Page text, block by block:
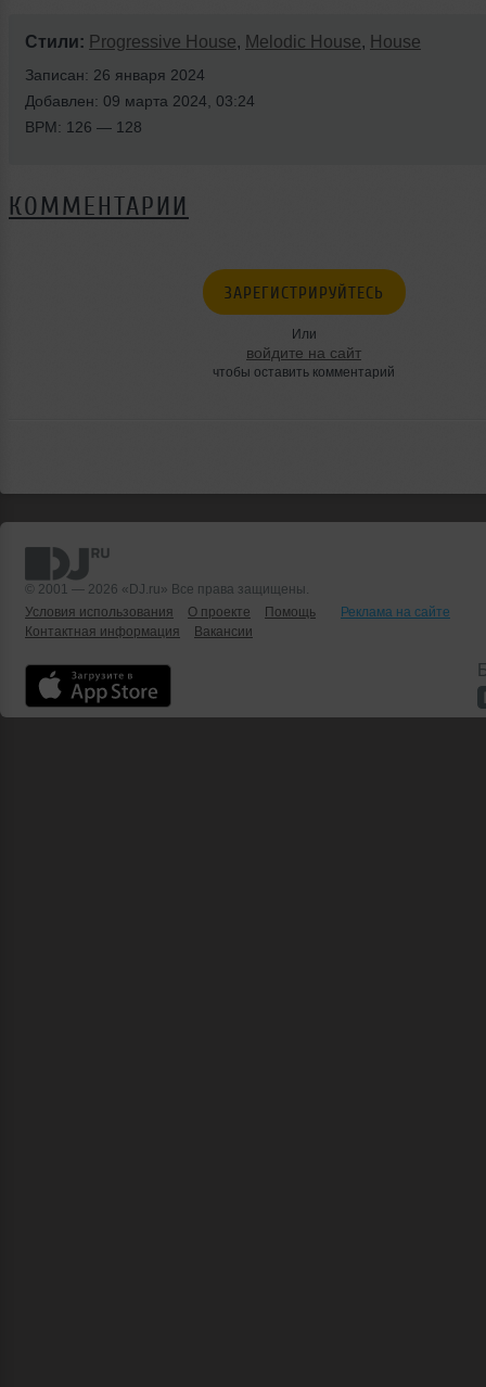
Стили: Progressive House, Melodic House, House
Записан: 26 января 2024
Добавлен: 09 марта 2024, 03:24
BPM: 126 — 128
КОММЕНТАРИИ
ЗАРЕГИСТРИРУЙТЕСЬ
Или
войдите на сайт
чтобы оставить комментарий
© 2001 — 2026 «DJ.ru» Все права защищены.
Условия использования
О проекте Помощь
Реклама на сайте
Контактная информация
Вакансии